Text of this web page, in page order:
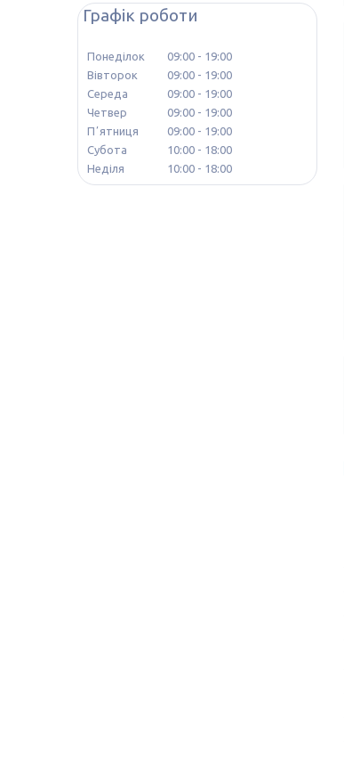
Графік роботи
Понеділок 09:00
19:00
Вівторок
09:00
19:00
Середа
09:00
19:00
Четвер
09:00
19:00
Пʼятниця
09:00
19:00
Субота
10:00
18:00
Неділя
10:00 18:00